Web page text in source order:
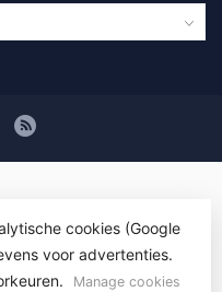
& Advice- Powered by
Dyvelopment
cookies (Google
voor advertenties.
Manage cookies